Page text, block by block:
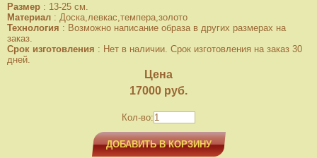
Размер : 13-25 см.
Материал : Доска,левкас,темпера,золото
Технология : Возможно написание образа в других размерах на
заказ.
Срок изготовления : Нет в наличии. Срок изготовления на заказ 30
дней.
Цена
17000 руб.
Кол-во:
ДОБАВИТЬ В КОРЗИНУ